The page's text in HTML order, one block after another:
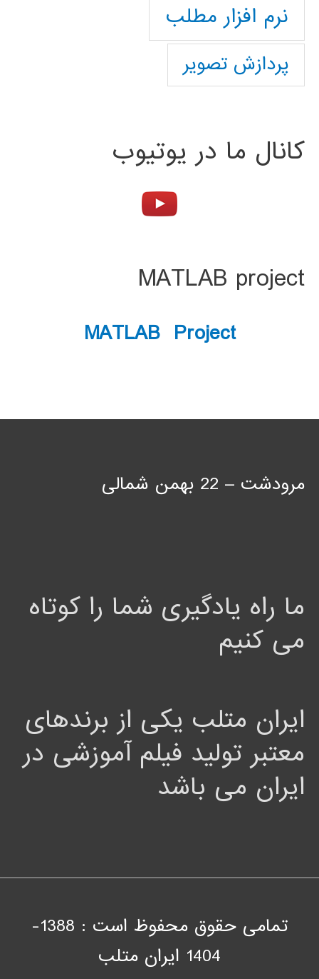
نرم افزار مطلب
پردازش تصویر
کانال ما در یوتیوب
MATLAB project
MATLAB Project
مرودشت – 22 بهمن شمالی
ما راه یادگیری شما را کوتاه
می کنیم
ایران متلب یکی از برندهای
معتبر تولید فیلم آموزشی در
ایران می باشد
تمامی حقوق محفوظ است : 1388-
1404 ايران متلب